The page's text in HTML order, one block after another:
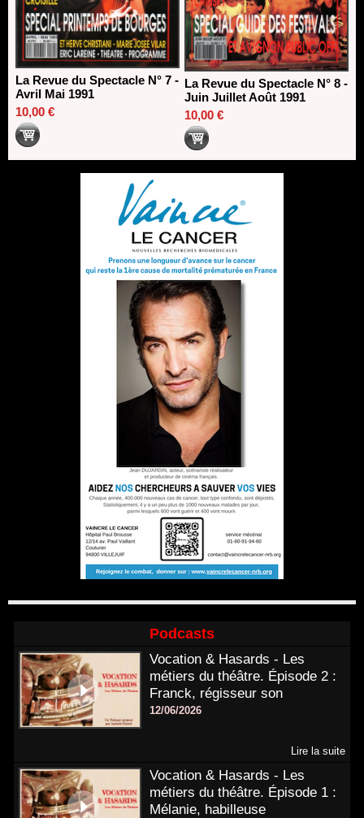
La Revue du Spectacle N° 7 -
Avril Mai 1991
10,00 €
La Revue du Spectacle N° 8 -
Juin Juillet Août 1991
10,00 €
Podcasts
Vocation & Hasards - Les
métiers du théâtre. Épisode 2 :
Franck, régisseur son
12/06/2026
Lire la suite
Vocation & Hasards - Les
métiers du théâtre. Épisode 1 :
Mélanie, habilleuse